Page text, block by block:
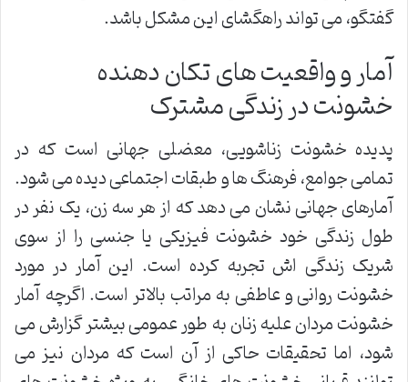
گفتگو، می تواند راهگشای این مشکل باشد.
آمار و واقعیت های تکان دهنده
خشونت در زندگی مشترک
پدیده خشونت زناشویی، معضلی جهانی است که در
تمامی جوامع، فرهنگ ها و طبقات اجتماعی دیده می شود.
آمارهای جهانی نشان می دهد که از هر سه زن، یک نفر در
طول زندگی خود خشونت فیزیکی یا جنسی را از سوی
شریک زندگی اش تجربه کرده است. این آمار در مورد
خشونت روانی و عاطفی به مراتب بالاتر است. اگرچه آمار
خشونت مردان علیه زنان به طور عمومی بیشتر گزارش می
شود، اما تحقیقات حاکی از آن است که مردان نیز می